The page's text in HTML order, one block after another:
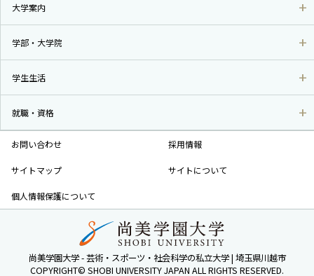
大学案内
学部・大学院
学生生活
就職・資格
お問い合わせ 採用情報
サイトマップ サイトについて
個人情報保護について
尚美学園大学 - 芸術・スポーツ・社会科学の私立大学 | 埼玉県川越市
COPYRIGHT© SHOBI UNIVERSITY JAPAN ALL RIGHTS RESERVED.